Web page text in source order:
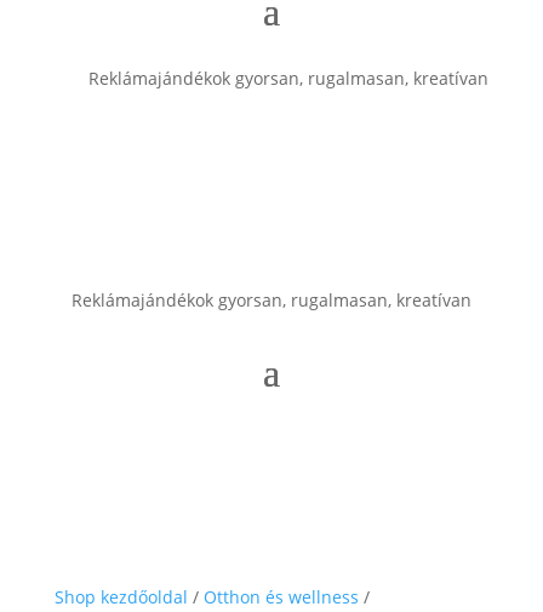
Reklámajándékok gyorsan, rugalmasan, kreatívan
Reklámajándékok gyorsan, rugalmasan, kreatívan
Shop kezdőoldal / Otthon és wellness /